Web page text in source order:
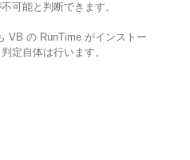
可能と判断できます。
VB の RunTime がインストー
定自体は行います。